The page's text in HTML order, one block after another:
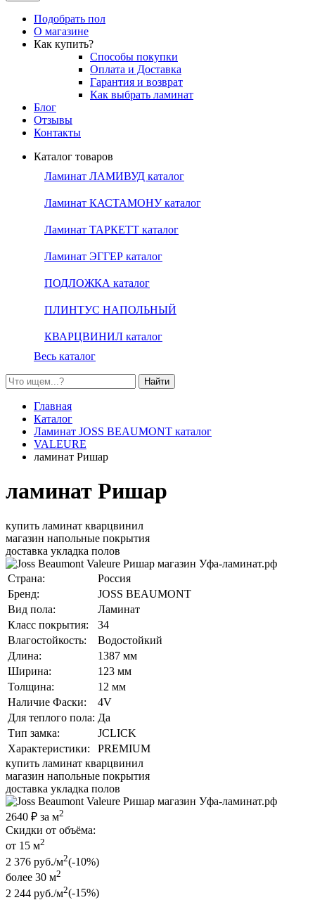
Подобрать пол
О магазине
Как купить?
Способы покупки
Оплата и Доставка
Гарантия и возврат
Как выбрать ламинат
Блог
Отзывы
Контакты
Каталог товаров
Ламинат ЛАМИВУД каталог
Ламинат КАСТАМОНУ каталог
Ламинат ТАРКЕТТ каталог
Ламинат ЭГГЕР каталог
ПОДЛОЖКА каталог
ПЛИНТУС НАПОЛЬНЫЙ
КВАРЦВИНИЛ каталог
Весь каталог
Найти
Главная
Каталог
Ламинат JOSS BEAUMONT каталог
VALEURE
ламинат Ришар
ламинат Ришар
купить ламинат кварцвинил
магазин напольные покрытия
доставка укладка полов
Страна:
Россия
Бренд:
JOSS BEAUMONT
Вид пола:
Ламинат
Класс покрытия:
34
Влагостойкость:
Водостойкий
Длина:
1387 мм
Ширина:
123 мм
Толщина:
12 мм
Наличие Фаски:
4V
Для теплого пола: Да
Тип замка:
JCLICK
Характеристики:
PREMIUM
купить ламинат кварцвинил
магазин напольные покрытия
доставка укладка полов
2640 ₽ за м2
Скидки от объёма:
от 15 м2
2 376 руб./м2(-10%)
более 30 м2
2 244 руб./м2(-15%)